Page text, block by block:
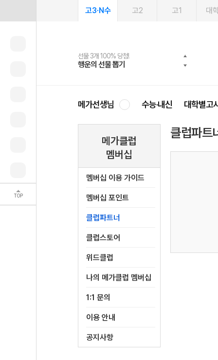
TOP
고3·N수 고2 고1 대
선물 3개 100% 당첨!
행운의 선물 뽑기
선물 100% 증정!
메가스터디 X 올리브
여름방학 스터디 캐시백
메가런 썸머스쿨
2027 러셀 단과
강사 공개선발
스마트러닝앱
설문 EVENT
메가패스
3일 무료 체험권
메가패스 수강생 무료혜택!
메가클럽 멤버십
사회공헌 캠페인
희망이룸 메가나눔
메가선생님 수능·내신 대학별고
메가클럽
멤버십
멤버십 이용 가이드
멤버십 포인트
클럽파트너
클럽스토어
위드클럽
나의 메가클럽 멤버십
1:1 문의
이용 안내
공지사항
클럽파트